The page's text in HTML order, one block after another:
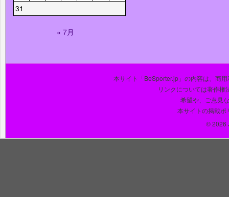
31
« 7月
本サイト「BeSporter.jp」の内容は、商
リンクについては著作権
希望や、ご意見
本サイトの掲載ポ
© 2026